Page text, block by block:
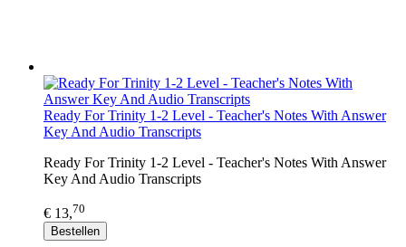
Ready For Trinity 1-2 Level - Teacher's Notes With Answer
Key And Audio Transcripts
Ready For Trinity 1-2 Level - Teacher's Notes With Answer
Key And Audio Transcripts
€ 13,70
Bestellen